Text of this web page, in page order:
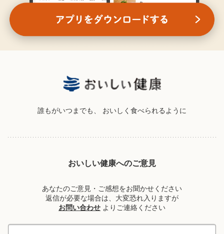
誰もがいつまでも、 おいしく食べられるように
おいしい健康へのご意見
あなたのご意見・ご感想をお聞かせください
返信が必要な場合は、大変恐れ入りますが
お問い合わせ よりご連絡ください